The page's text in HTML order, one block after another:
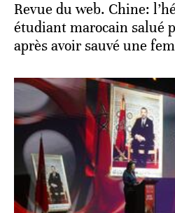
Revue du web. Chine:
étudiant marocain salué
après avoir sauvé une